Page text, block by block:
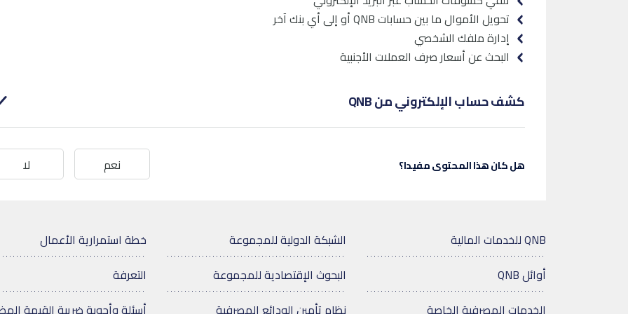
تحويل الأموال ما بين حساباتQNBأو إلى أي بنك آخر
إدارة ملفك الشخصي
البحث عن أسعار صرف العملات الأجنبية
كشف حساب الإلكتروني من QNB
هل كان هذا المحتوى مفيدا؟ نعم لا
QNB للخدمات المالية
أوائل QNB
الخدمات المصرفية الخاصة
الشبكة الدولية للمجموعة
البحوث الإقتصادية للمجموعة
نظام تأمين الودائع المصرفية
خطة استمرارية الأعمال
التعرفة
أسئلة وأجوبة ضريبة القيمة